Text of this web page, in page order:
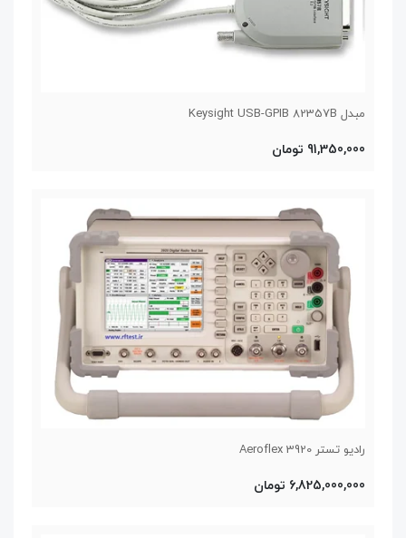
مبدل Keysight USB-GPIB 82357B
91,350,000 تومان
رادیو تستر Aeroflex 3920
6,825,000,000 تومان